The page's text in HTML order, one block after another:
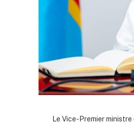
Le Vice-Premier